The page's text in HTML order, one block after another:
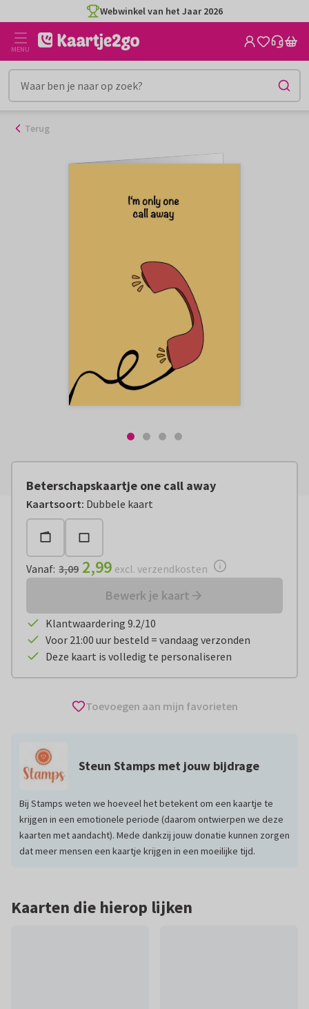
naar
inhoud
Webwinkel van het Jaar 2026
MENU
Terug
Steun Stamps met jouw bijdrage
Bij Stamps weten we hoeveel het betekent om een kaartje te
krijgen in een emotionele periode (daarom ontwierpen we deze
kaarten met aandacht). Mede dankzij jouw donatie kunnen zorgen
dat meer mensen een kaartje krijgen in een moeilijke tijd.
Beterschapskaartje one call away
Kaartsoort: Dubbele kaart
Vanaf: € 2,99 excl. verzendkosten
Vanaf: 3,09 2,99 excl. verzendkosten
Bewerk je kaart
Klantwaardering 9.2/10
Voor 21:00 uur besteld = vandaag verzonden
Deze kaart is volledig te personaliseren
Toevoegen aan mijn favorieten
Kaarten die hierop lijken